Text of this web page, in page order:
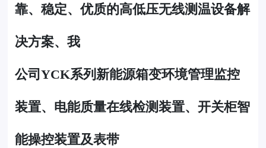
靠、稳定、优质的高低压无线测温设备解
决方案、我
公司YCK系列新能源箱变环境管理监控
装置、电能质量在线检测装置、开关柜智
能操控装置及表带